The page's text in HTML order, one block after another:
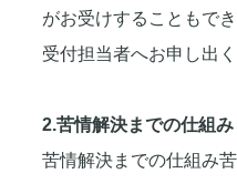
がお受けすることもで
受付担当者へお申し出く
2.苦情解決までの仕組み
苦情解決までの仕組み